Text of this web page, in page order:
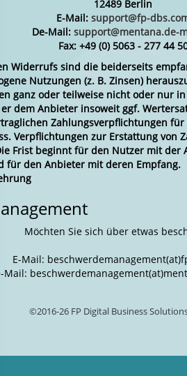
12489 Berlin
E-Mail: support@fp-
De-Mail: support@mentana.de-
Fax: +49 (0) 5063 - 277 44
Widerrufs sind die beiderseits
Nutzungen (z. B. Zinsen)
ganz oder teilweise nicht oder nur
dem Anbieter insoweit ggf.
Zahlungsverpflichtungen
Verpflichtungen zur Erstattung von
Frist beginnt für den Nutzer mit der
für den Anbieter mit deren Empfang.
Möchten Sie sich über etwas
E-Mail:
Mail:
©2016-26 FP Digital Business